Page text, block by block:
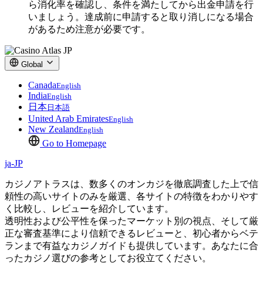
ら消化率を確認し、条件を満たしてから出金申請を行
いましょう。達成前に申請すると取り消しになる場合
があるため注意が必要です。
Global
CanadaEnglish
IndiaEnglish
日本 日本語
United Arab EmiratesEnglish
New ZealandEnglish
Go to Homepage
ja-JP
カジノアトラスは、数多くのオンカジを徹底調査した上で信
頼性の高いサイトのみを厳選、各サイトの特徴をわかりやす
く比較し、レビューを紹介しています。
透明性および公平性を保ったマーケット別の視点、そして厳
正な審査基準により信頼できるレビューと、初心者からベテ
ランまで有益なカジノガイドも提供しています。あなたに合
ったカジノ選びの参考としてお役立てください。